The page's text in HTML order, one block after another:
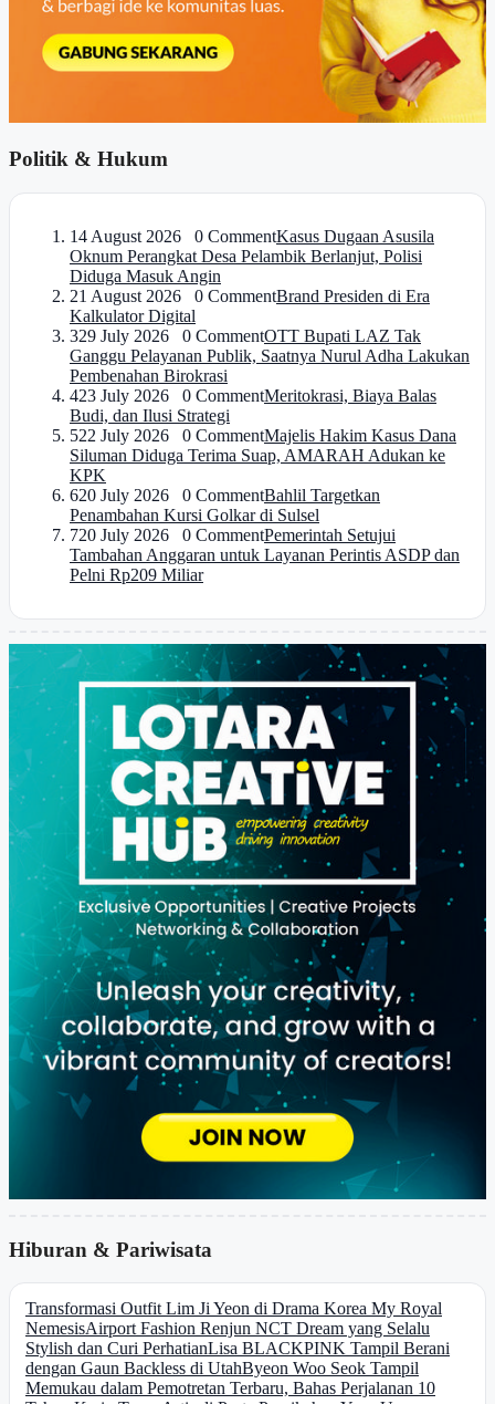
Politik & Hukum
14 August 2026 0 CommentKasus Dugaan Asusila
Oknum Perangkat Desa Pelambik Berlanjut, Polisi
Diduga Masuk Angin
21 August 2026 0 CommentBrand Presiden di Era
Kalkulator Digital
329 July 2026 0 CommentOTT Bupati LAZ Tak
Ganggu Pelayanan Publik, Saatnya Nurul Adha Lakukan
Pembenahan Birokrasi
423 July 2026 0 CommentMeritokrasi, Biaya Balas
Budi, dan Ilusi Strategi
522 July 2026 0 CommentMajelis Hakim Kasus Dana
Siluman Diduga Terima Suap, AMARAH Adukan ke
KPK
620 July 2026 0 CommentBahlil Targetkan
Penambahan Kursi Golkar di Sulsel
720 July 2026 0 CommentPemerintah Setujui
Tambahan Anggaran untuk Layanan Perintis ASDP dan
Pelni Rp209 Miliar
Hiburan & Pariwisata
Transformasi Outfit Lim Ji Yeon di Drama Korea My Royal
NemesisAirport Fashion Renjun NCT Dream yang Selalu
Stylish dan Curi PerhatianLisa BLACKPINK Tampil Berani
dengan Gaun Backless di UtahByeon Woo Seok Tampil
Memukau dalam Pemotretan Terbaru, Bahas Perjalanan 10